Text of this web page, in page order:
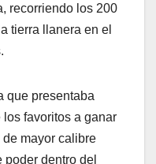
recorriendo los 200
tierra llanera en el
que presentaba
favoritos a ganar
mayor calibre
dentro del